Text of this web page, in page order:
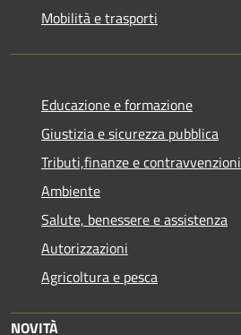
Mobilità e trasporti
Educazione e formazione
Giustizia e sicurezza pubblica
Tributi,finanze e contravvenzioni
Ambiente
Salute, benessere e assistenza
Autorizzazioni
Agricoltura e pesca
NOVITÀ